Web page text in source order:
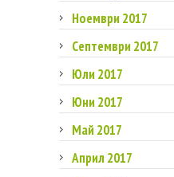
Ноември 2017
Септември 2017
Юли 2017
Юни 2017
Май 2017
Април 2017